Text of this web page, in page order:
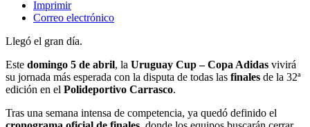
Imprimir
Correo electrónico
Llegó el gran día.
Este domingo 5 de abril, la Uruguay Cup – Copa Adidas vivirá
su jornada más esperada con la disputa de todas las finales de la 32ª
edición en el Polideportivo Carrasco.
Tras una semana intensa de competencia, ya quedó definido el